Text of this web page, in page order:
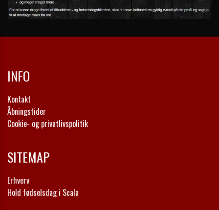
INFO
Kontakt
Åbningstider
Cookie- og privatlivspolitik
SITEMAP
Erhverv
Hold fødselsdag i Scala